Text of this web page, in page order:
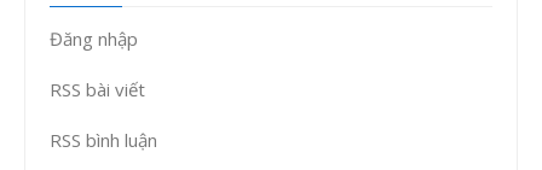
Đăng nhập
RSS bài viết
RSS bình luận